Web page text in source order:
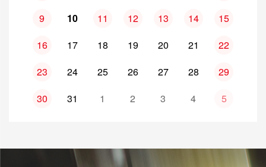
9
10 11 12 13 14
15
16
17 18 19 20 21
22
23
24 25 26 27 28
29
30
31 1 2 3 4 5